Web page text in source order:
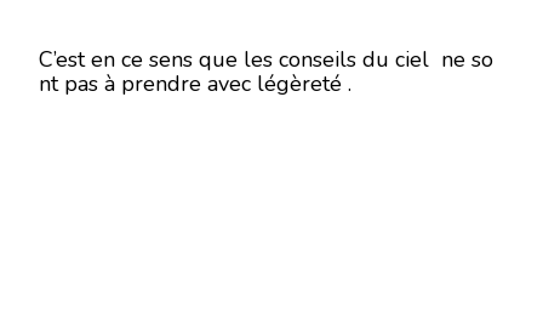
C’est en ce sens que les conseils du ciel ne so
nt pas à prendre avec légèreté .